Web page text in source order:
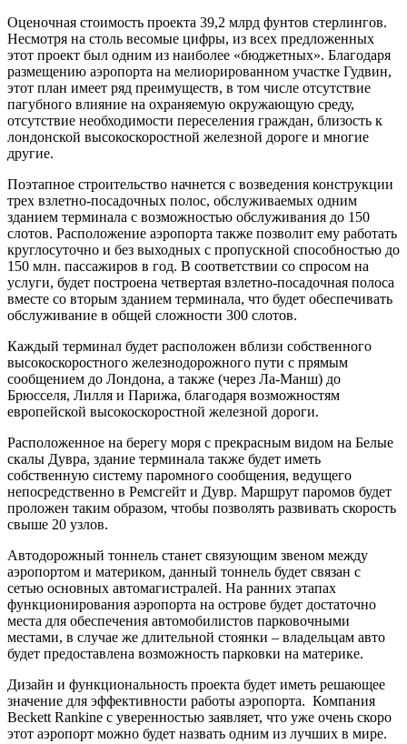
Оценочная стоимость проекта 39,2 млрд фунтов стерлингов.
Несмотря на столь весомые цифры, из всех предложенных
этот проект был одним из наиболее «бюджетных». Благодаря
размещению аэропорта на мелиорированном участке Гудвин,
этот план имеет ряд преимуществ, в том числе отсутствие
пагубного влияние на охраняемую окружающую среду,
отсутствие необходимости переселения граждан, близость к
лондонской высокоскоростной железной дороге и многие
другие.
Поэтапное строительство начнется с возведения конструкции
трех взлетно-посадочных полос, обслуживаемых одним
зданием терминала с возможностью обслуживания до 150
слотов. Расположение аэропорта также позволит ему работать
круглосуточно и без выходных с пропускной способностью до
150 млн. пассажиров в год. В соответствии со спросом на
услуги, будет построена четвертая взлетно-посадочная полоса
вместе со вторым зданием терминала, что будет обеспечивать
обслуживание в общей сложности 300 слотов.
Каждый терминал будет расположен вблизи собственного
высокоскоростного железнодорожного пути с прямым
сообщением до Лондона, а также (через Ла-Манш) до
Брюсселя, Лилля и Парижа, благодаря возможностям
европейской высокоскоростной железной дороги.
Расположенное на берегу моря с прекрасным видом на Белые
скалы Дувра, здание терминала также будет иметь
собственную систему паромного сообщения, ведущего
непосредственно в Ремсгейт и Дувр. Маршрут паромов будет
проложен таким образом, чтобы позволять развивать скорость
свыше 20 узлов.
Автодорожный тоннель станет связующим звеном между
аэропортом и материком, данный тоннель будет связан с
сетью основных автомагистралей. На ранних этапах
функционирования аэропорта на острове будет достаточно
места для обеспечения автомобилистов парковочными
местами, в случае же длительной стоянки – владельцам авто
будет предоставлена возможность парковки на материке.
Дизайн и функциональность проекта будет иметь решающее
значение для эффективности работы аэропорта. Компания
Beckett Rankine с уверенностью заявляет, что уже очень скоро
этот аэропорт можно будет назвать одним из лучших в мире.